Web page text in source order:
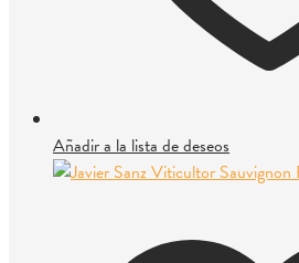
Añadir a la lista de deseos